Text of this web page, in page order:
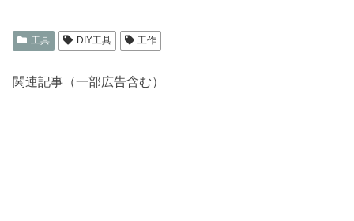
工具 DIY工具 工作
関連記事（一部広告含む）